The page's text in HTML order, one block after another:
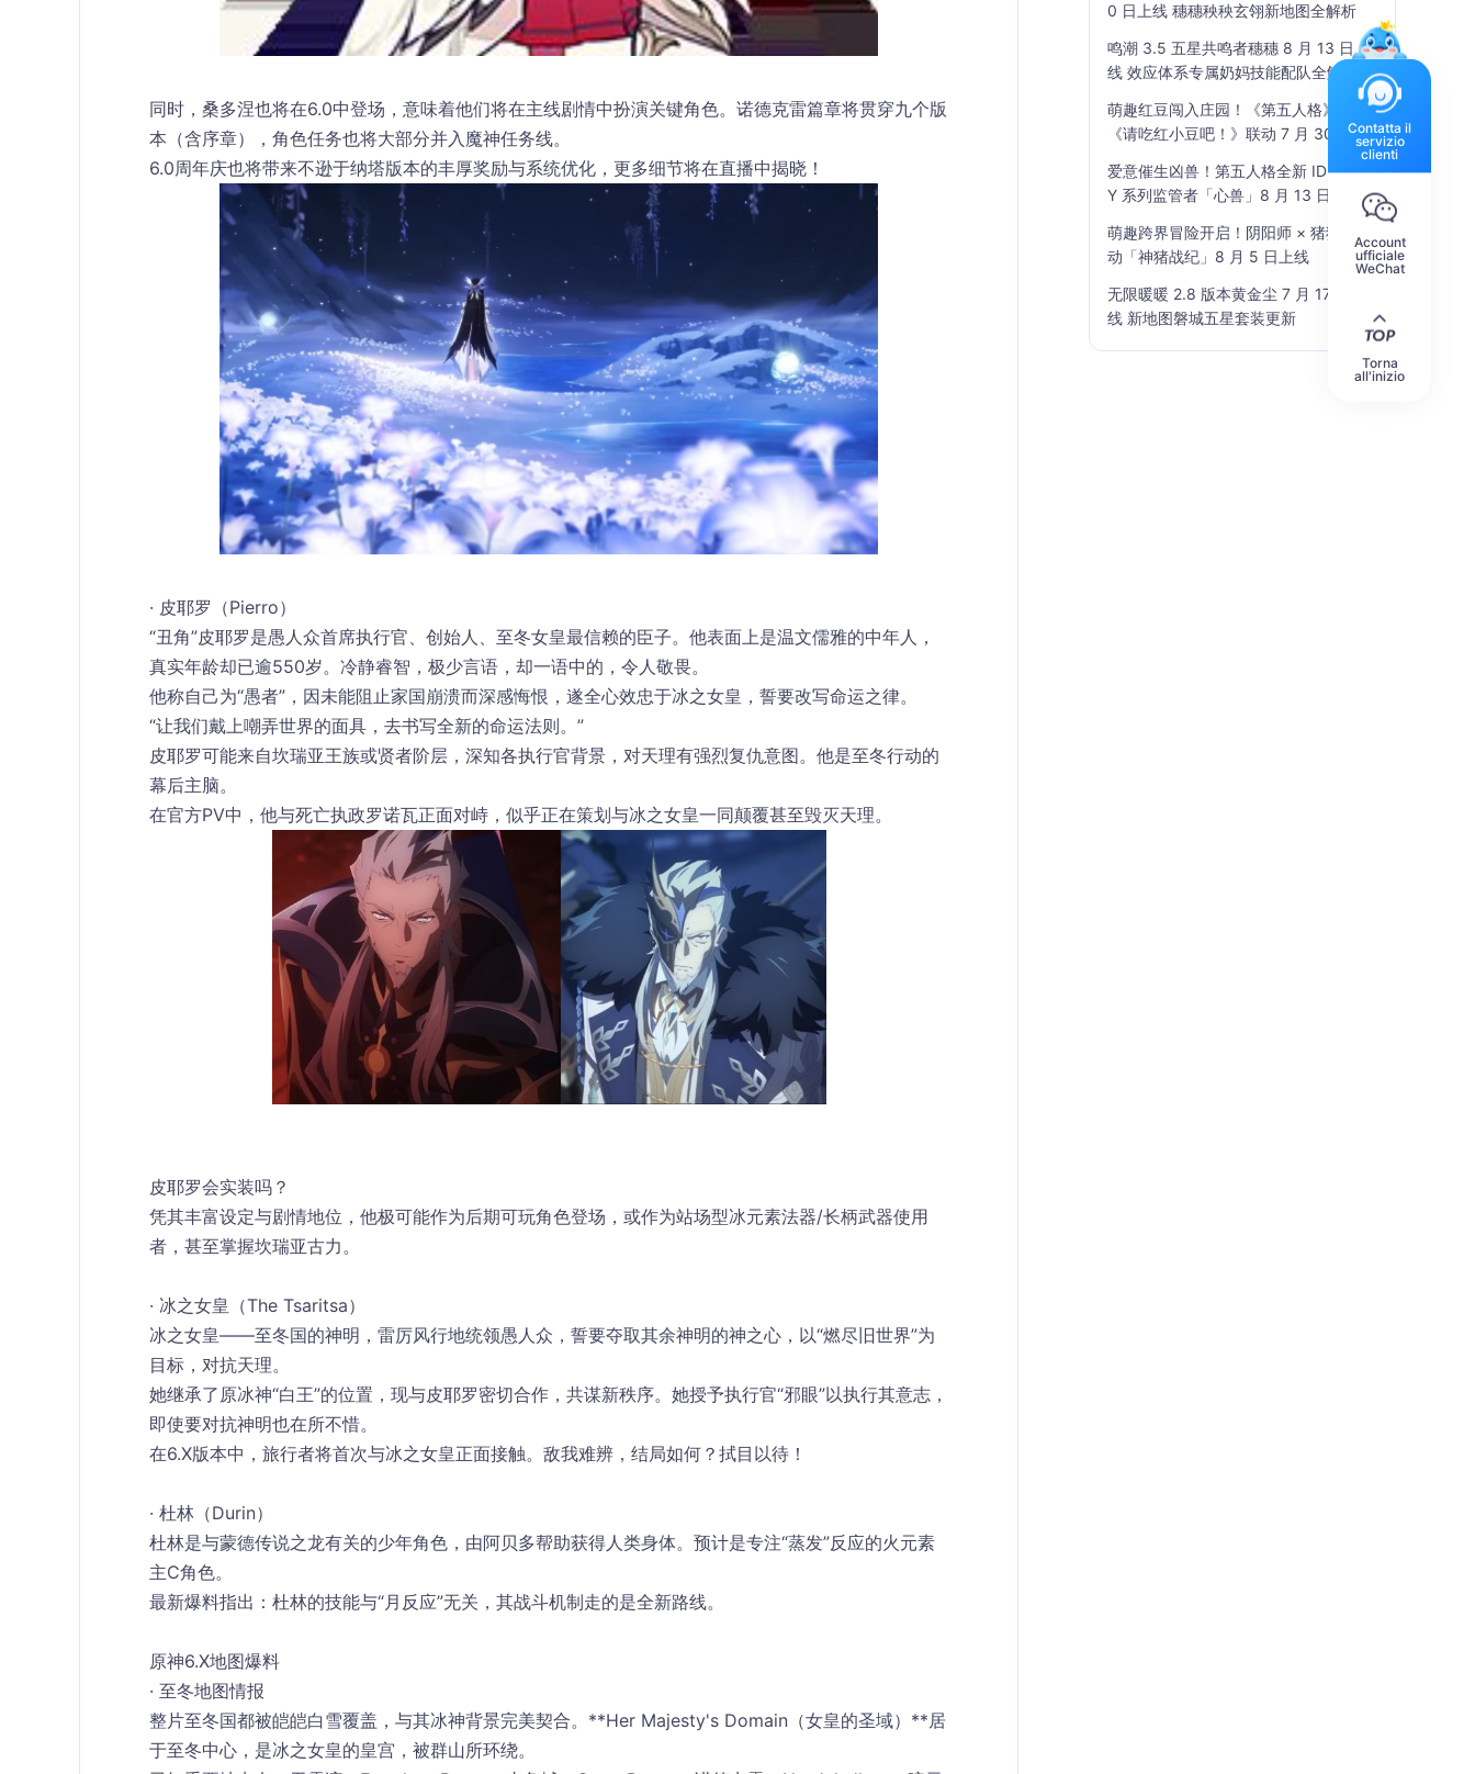
同时，桑多涅也将在6.0中登场，意味着他们将在主线剧情中扮演关键角色。诺德克雷篇章将贯穿九个版
本 （含序章），角色任务也将大部分并入魔神任务线。
6.0周年庆也将带来不逊于纳塔版本的丰厚奖励与系统优化，更多细节将在直播中揭晓！
· 皮耶罗（Pierro）
“丑角”皮耶罗是愚人众首席执行官、创始人、至冬女皇最信赖的臣子。他表面上是温文儒雅的中年人，
真实年龄却已逾550岁。冷静睿智，极少言语，却一语中的，令人敬畏。
他称自己为“愚者”，因未能阻止家国崩溃而深感悔恨，遂全心效忠于冰之女皇，誓要改写命运之律。
“让我们戴上嘲弄世界的面具，去书写全新的命运法则。”
皮耶罗可能来自坎瑞亚王族或贤者阶层，深知各执行官背景，对天理有强烈复仇意图。他是至冬行动的
幕后主脑。
在官方PV中，他与死亡执政罗诺瓦正面对峙，似乎正在策划与冰之女皇一同颠覆甚至毁灭天理。
皮耶罗会实装吗？
凭其丰富设定与剧情地位，他极可能作为后期可玩角色登场，或作为站场型冰元素法器/长柄武器使用
者，甚至掌握坎瑞亚古力。
· 冰之女皇（The Tsaritsa）
冰之女皇——至冬国的神明，雷厉风行地统领愚人众，誓要夺取其余神明的神之心，以“燃尽旧世界”为
目标，对抗天理。
她继承了原冰神“白王”的位置，现与皮耶罗密切合作，共谋新秩序。她授予执行官“邪眼”以执行其意志，
即使要对抗神明也在所不惜。
在6.X版本中，旅行者将首次与冰之女皇正面接触。敌我难辨，结局如何？拭目以待！
· 杜林（Durin）
杜林是与蒙德传说之龙有关的少年角色，由阿贝多帮助获得人类身体。预计是专注“蒸发”反应的火元素
主C角色。
最新爆料指出： 杜林的技能与“月反应”无关 ，其战斗机制走的是全新路线。
原神6.X地图爆料
· 至冬地图情报
整片至冬国都被皑皑白雪覆盖，与其冰神背景完美契合。**Her Majesty's Domain（女皇的圣域）**居
于至冬中心，是冰之女皇的皇宫，被群山所环绕。
0 日上线 穗穗秧秧玄翎新地图全解析
鸣潮 3.5 五星共鸣者穗穗 8 月 13 日上
线 效应体系专属奶妈技能配队全解析
萌趣红豆闯入庄园！《第五人格》×
《请吃红小豆吧！》联动 7 月 30 日开
爱意催生凶兽！第五人格全新 IDENTIT
Y 系列监管者「心兽」8 月 13 日登场
萌趣跨界冒险开启！阴阳师 × 猪猪侠联
动「神猪战纪」8 月 5 日上线
无限暖暖 2.8 版本黄金尘 7 月 17 日上
线 新地图磐城五星套装更新
Contatta il
servizio
clienti
Account
ufficiale
WeChat
Torna
all'inizio